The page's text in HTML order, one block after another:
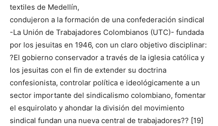
textiles de Medellín,
condujeron a la formación de una confederación sindical
-La Unión de Trabajadores Colombianos (UTC)- fundada
por los jesuitas en 1946, con un claro objetivo disciplinar:
?El gobierno conservador a través de la iglesia católica y
los jesuitas con el fin de extender su doctrina
confesionista, controlar política e ideológicamente a un
sector importante del sindicalismo colombiano, fomentar
el esquirolato y ahondar la división del movimiento
sindical fundan una nueva central de trabajadores?? [19]